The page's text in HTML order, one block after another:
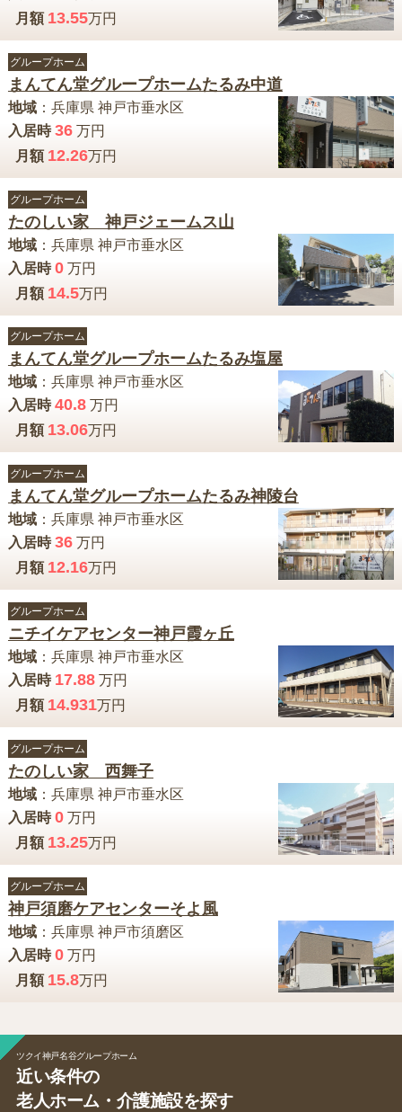
月額 13.55万円
グループホーム
まんてん堂グループホームたるみ中道
地域： 兵庫県 神戸市垂水区
入居時 36万円
月額 12.26万円
グループホーム
たのしい家 神戸ジェームス山
地域： 兵庫県 神戸市垂水区
入居時 0万円
月額 14.5万円
グループホーム
まんてん堂グループホームたるみ塩屋
地域： 兵庫県 神戸市垂水区
入居時 40.8万円
月額 13.06万円
グループホーム
まんてん堂グループホームたるみ神陵台
地域： 兵庫県 神戸市垂水区
入居時 36万円
月額 12.16万円
グループホーム
ニチイケアセンター神戸霞ヶ丘
地域： 兵庫県 神戸市垂水区
入居時 17.88万円
月額 14.931万円
グループホーム
たのしい家 西舞子
地域： 兵庫県 神戸市垂水区
入居時 0万円
月額 13.25万円
グループホーム
神戸須磨ケアセンターそよ風
地域： 兵庫県 神戸市須磨区
入居時 0万円
月額 15.8万円
ツクイ神戸名谷グループホーム
近い条件の
老人ホーム・介護施設を探す